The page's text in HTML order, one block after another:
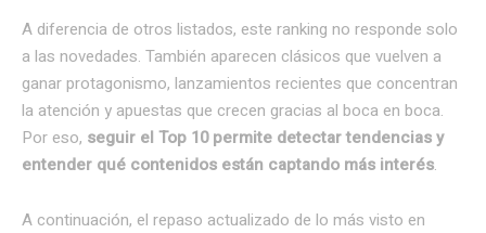
A diferencia de otros listados, este ranking no responde solo
a las novedades. También aparecen clásicos que vuelven a
ganar protagonismo, lanzamientos recientes que concentran
la atención y apuestas que crecen gracias al boca en boca.
Por eso, seguir el Top 10 permite detectar tendencias y
entender qué contenidos están captando más interés.
A continuación, el repaso actualizado de lo más visto en